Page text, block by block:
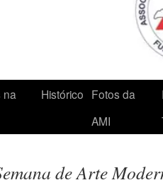
na
Histórico Fotos da
AMI
de Arte